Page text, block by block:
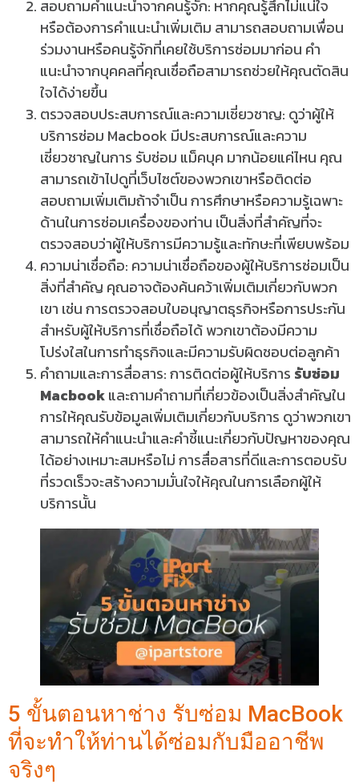
สอบถามคำแนะนำจากคนรู้จัก: หากคุณรู้สึกไม่แน่ใจ
หรือต้องการคำแนะนำเพิ่มเติม สามารถสอบถามเพื่อน
ร่วมงานหรือคนรู้จักที่เคยใช้บริการซ่อมมาก่อน คำ
แนะนำจากบุคคลที่คุณเชื่อถือสามารถช่วยให้คุณตัดสิน
ใจได้ง่ายขึ้น
ตรวจสอบประสบการณ์และความเชี่ยวชาญ: ดูว่าผู้ให้
บริการซ่อม Macbook มีประสบการณ์และความ
เชี่ยวชาญในการ รับซ่อม แม็คบุค มากน้อยแค่ไหน คุณ
สามารถเข้าไปดูที่เว็บไซต์ของพวกเขาหรือติดต่อ
สอบถามเพิ่มเติมถ้าจำเป็น การศึกษาหรือความรู้เฉพาะ
ด้านในการซ่อมเครื่องของท่าน เป็นสิ่งที่สำคัญที่จะ
ตรวจสอบว่าผู้ให้บริการมีความรู้และทักษะที่เพียบพร้อม
ความน่าเชื่อถือ: ความน่าเชื่อถือของผู้ให้บริการซ่อมเป็น
สิ่งที่สำคัญ คุณอาจต้องค้นคว้าเพิ่มเติมเกี่ยวกับพวก
เขา เช่น การตรวจสอบใบอนุญาตธุรกิจหรือการประกัน
สำหรับผู้ให้บริการที่เชื่อถือได้ พวกเขาต้องมีความ
โปร่งใสในการทำธุรกิจและมีความรับผิดชอบต่อลูกค้า
คำถามและการสื่อสาร: การติดต่อผู้ให้บริการ รับซ่อม
Macbookและถามคำถามที่เกี่ยวข้องเป็นสิ่งสำคัญใน
การให้คุณรับข้อมูลเพิ่มเติมเกี่ยวกับบริการ ดูว่าพวกเขา
สามารถให้คำแนะนำและคำชี้แนะเกี่ยวกับปัญหาของคุณ
ได้อย่างเหมาะสมหรือไม่ การสื่อสารที่ดีและการตอบรับ
ที่รวดเร็วจะสร้างความมั่นใจให้คุณในการเลือกผู้ให้
บริการนั้น
5 ขั้นตอนหาช่าง รับซ่อม MacBook
ที่จะทำให้ท่านได้ซ่อมกับมืออาชีพ
จริงๆ